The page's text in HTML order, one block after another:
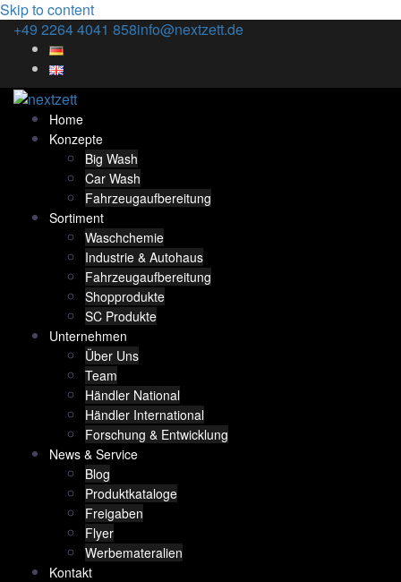
Skip to content
+49 2264 4041 858info@nextzett.de
Home
Konzepte
Big Wash
Car Wash
Fahrzeugaufbereitung
Sortiment
Waschchemie
Industrie & Autohaus
Fahrzeugaufbereitung
Shopprodukte
SC Produkte
Unternehmen
Über Uns
Team
Händler National
Händler International
Forschung & Entwicklung
News & Service
Blog
Produktkataloge
Freigaben
Flyer
Werbemateralien
Kontakt